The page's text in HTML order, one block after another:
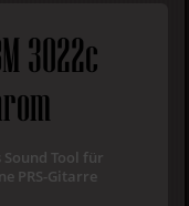
3022c
Sound Tool für
PRS-Gitarre